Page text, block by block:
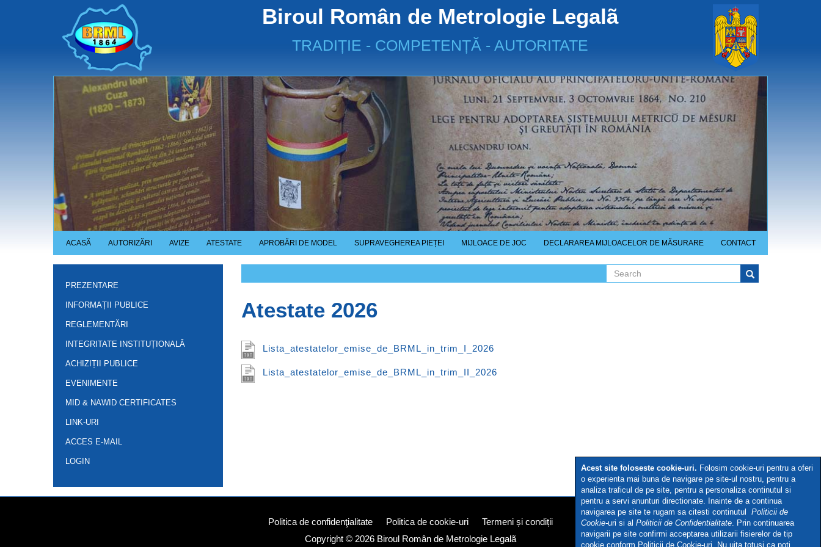
Biroul Român de Metrologie Legalã
TRADIȚIE - COMPETENȚĂ - AUTORITATE
ACASĂ AUTORIZĂRI AVIZE ATESTATE APROBĂRI DE MODEL SUPRAVEGHEREA PIEȚEI MIJLOACE DE JOC DECLARAREA MIJLOACELOR DE MĂSURARE CONTACT
PREZENTARE
INFORMAȚII PUBLICE
REGLEMENTĂRI
INTEGRITATE INSTITUȚIONALĂ
ACHIZIȚII PUBLICE
EVENIMENTE
MID & NAWID CERTIFICATES
LINK-URI
ACCES E-MAIL
LOGIN
Search form
Atestate 2026
Lista_atestatelor_emise_de_BRML_in_trim_I_2026
Lista_atestatelor_emise_de_BRML_in_trim_II_2026
Politica de confidenţialitate Politica de cookie-uri
Termeni și condiții
Copyright © 2026 Biroul Român de Metrologie Legalã
Acest site foloseste cookie-uri. Folosim cookie-uri pentru a oferi
o experienta mai buna de navigare pe site-ul nostru, pentru a
analiza traficul de pe site, pentru a personaliza continutul si
pentru a servi anunturi directionate. Inainte de a continua
navigarea pe site te rugam sa citesti continutul Politicii de
Cookie-uri si al Politicii de Confidentialitate. Prin continuarea
navigarii pe site confirmi acceptarea utilizarii fisierelor de tip
cookie conform Politicii de Cookie-uri. Nu uita totusi ca poti